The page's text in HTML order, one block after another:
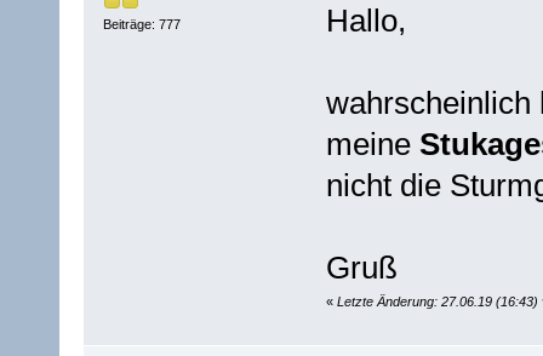
Beiträge: 777 Hallo,
wahrscheinlich
meine
nicht die
Gruß
« Letzte Änderung: 27.06.19